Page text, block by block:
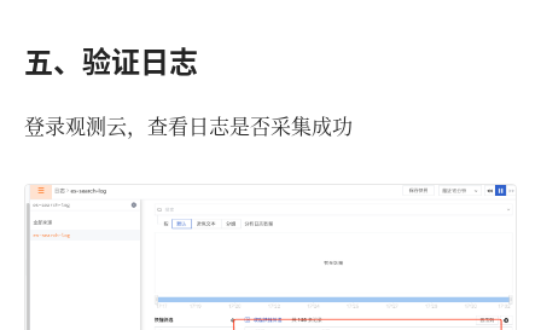
五、验证日志
登录观测云，查看日志是否采集成功